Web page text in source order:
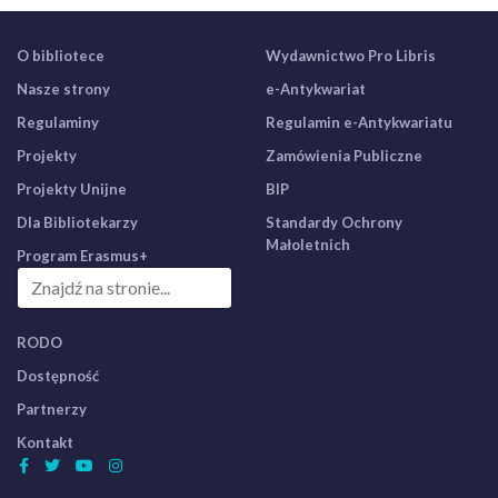
O bibliotece
Nasze strony
Regulaminy
Projekty
Projekty Unijne
Dla Bibliotekarzy
Program Erasmus+
Wydawnictwo Pro Libris
e-Antykwariat
Regulamin e-Antykwariatu
Zamówienia Publiczne
BIP
Standardy Ochrony
Małoletnich
RODO
Dostępność
Partnerzy
Kontakt